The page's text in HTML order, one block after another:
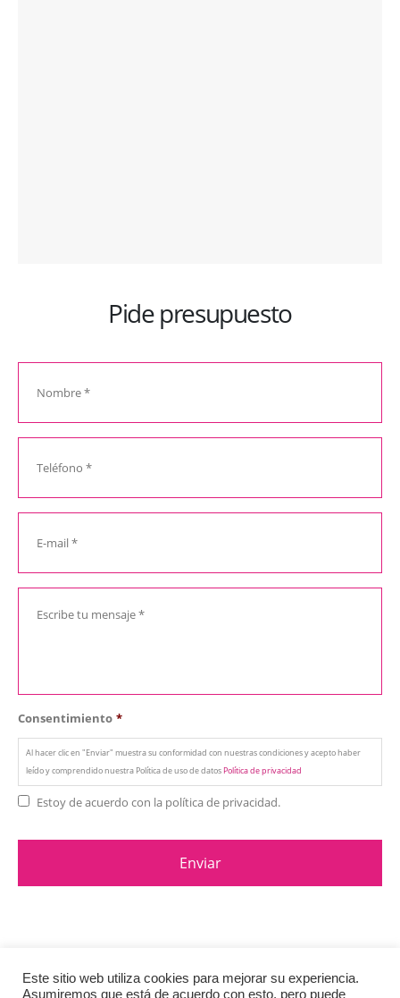
Pide presupuesto
Consentimiento *
Al hacer clic en "Enviar" muestra su conformidad con nuestras condiciones y acepto haber
leído y comprendido nuestra Política de uso de datosPolítica de privacidad
Estoy de acuerdo con la política de privacidad.
Este sitio web utiliza cookies para mejorar su experiencia.
Asumiremos que está de acuerdo con esto, pero puede